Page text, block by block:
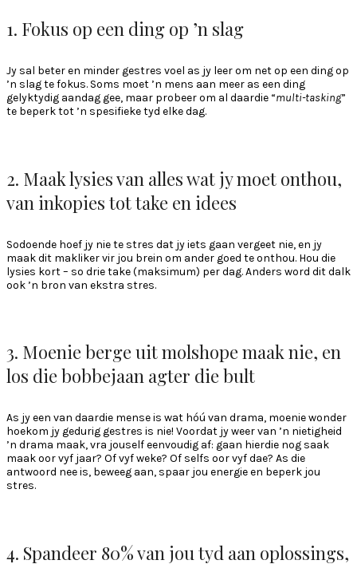
1. Fokus op een ding op ’n slag
Jy sal beter en minder gestres voel as jy leer om net op een ding op
’n slag te fokus. Soms moet ’n mens aan meer as een ding
gelyktydig aandag gee, maar probeer om al daardie “multi-tasking”
te beperk tot ’n spesifieke tyd elke dag.
2. Maak lysies van alles wat jy moet onthou,
van inkopies tot take en idees
Sodoende hoef jy nie te stres dat jy iets gaan vergeet nie, en jy
maak dit makliker vir jou brein om ander goed te onthou. Hou die
lysies kort – so drie take (maksimum) per dag. Anders word dit dalk
ook ’n bron van ekstra stres.
3. Moenie berge uit molshope maak nie, en
los die bobbejaan agter die bult
As jy een van daardie mense is wat hóú van drama, moenie wonder
hoekom jy gedurig gestres is nie! Voordat jy weer van ’n nietigheid
’n drama maak, vra jouself eenvoudig af: gaan hierdie nog saak
maak oor vyf jaar? Of vyf weke? Of selfs oor vyf dae? As die
antwoord nee is, beweeg aan, spaar jou energie en beperk jou
stres.
4. Spandeer 80% van jou tyd aan oplossings,